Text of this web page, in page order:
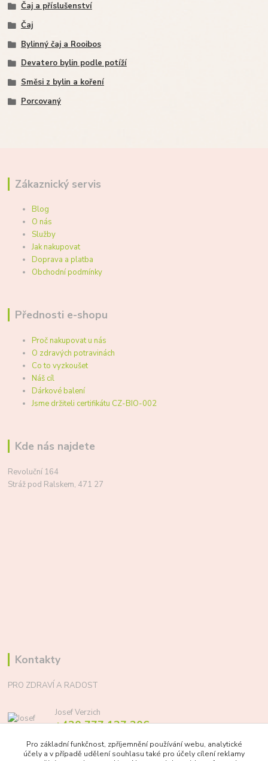
Čaj a příslušenství
Čaj
Bylinný čaj a Rooibos
Devatero bylin podle potíží
Směsi z bylin a koření
Porcovaný
Zákaznický servis
Blog
O nás
Služby
Jak nakupovat
Doprava a platba
Obchodní podmínky
Přednosti e-shopu
Proč nakupovat u nás
O zdravých potravinách
Co to vyzkoušet
Náš cíl
Dárkové balení
Jsme držiteli certifikátu CZ-BIO-002
Kde nás najdete
Revoluční 164
Stráž pod Ralskem, 471 27
Kontakty
PRO ZDRAVÍ A RADOST
Josef Verzich
+420 777 137 206
Pro základní funkčnost, zpříjemnění používání webu, analytické
účely a v případě udělení souhlasu také pro účely cílení reklamy